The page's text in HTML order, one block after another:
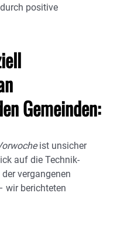
positive
Gemeinden:
ist unsicher
auf die Technik-
vergangenen
wir berichteten